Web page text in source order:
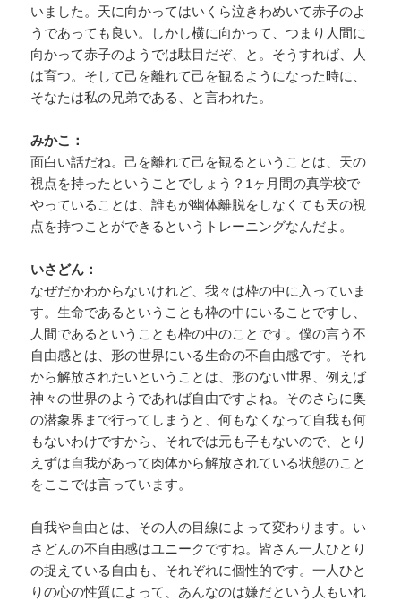
いました。天に向かってはいくら泣きわめいて赤子のよ
うであっても良い。しかし横に向かって、つまり人間に
向かって赤子のようでは駄目だぞ、と。そうすれば、人
は育つ。そして己を離れて己を観るようになった時に、
そなたは私の兄弟である、と言われた。
みかこ：
面白い話だね。己を離れて己を観るということは、天の
視点を持ったということでしょう？1ヶ月間の真学校で
やっていることは、誰もが幽体離脱をしなくても天の視
点を持つことができるというトレーニングなんだよ。
いさどん：
なぜだかわからないけれど、我々は枠の中に入っていま
す。生命であるということも枠の中にいることですし、
人間であるということも枠の中のことです。僕の言う不
自由感とは、形の世界にいる生命の不自由感です。それ
から解放されたいということは、形のない世界、例えば
神々の世界のようであれば自由ですよね。そのさらに奥
の潜象界まで行ってしまうと、何もなくなって自我も何
もないわけですから、それでは元も子もないので、とり
えずは自我があって肉体から解放されている状態のこと
をここでは言っています。
自我や自由とは、その人の目線によって変わります。い
さどんの不自由感はユニークですね。皆さん一人ひとり
の捉えている自由も、それぞれに個性的です。一人ひと
りの心の性質によって、あんなのは嫌だという人もいれ